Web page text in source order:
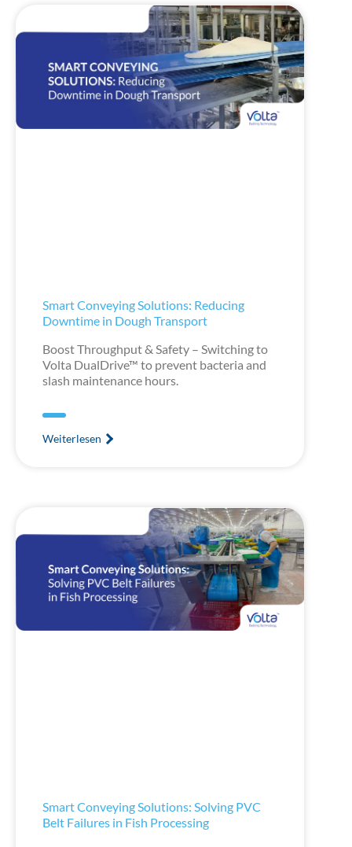
Smart Conveying Solutions: Reducing
Downtime in Dough Transport
Boost Throughput & Safety – Switching to
Volta DualDrive™ to prevent bacteria and
slash maintenance hours.
Weiterlesen
Smart Conveying Solutions: Solving PVC
Belt Failures in Fish Processing